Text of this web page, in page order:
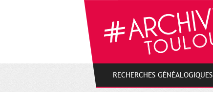
RECHERCHES GÉNÉALOGIQUES
Cookies management panel